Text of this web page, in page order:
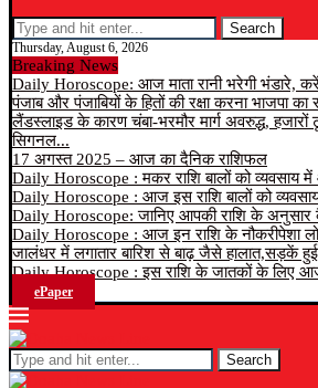
Search
Thursday, August 6, 2026
Breaking News
Daily Horoscope: आज माता रानी भरेगी भंडारे,
पंजाब और पंजाबियों के हितों की रक्षा करना भाजपा
लैंडस्लाइड के कारण चंबा-भरमौर मार्ग अवरुद्ध, हजारों
सिगनल...
17 अगस्त 2025 – आज का दैनिक राशिफल
Daily Horoscope : मकर राशि बालों को व्यवसाय
Daily Horoscope : आज इस राशि बालों को
Daily Horoscope: जानिए आपकी राशि के
Daily Horoscope : आज इन राशि के नौकरीपेशा
जालंधर में लगातार बारिश से बाढ़ जैसे हालात,सड़कें
Daily Horoscope : इस राशि के जातकों के लिए
ePaper
Search